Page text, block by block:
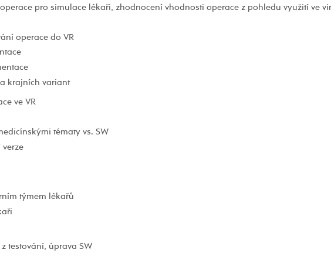
pro simulace lékaři, zhodnocení vhodnosti operace z pohledu využití ve
operace do VR
krajních variant
ve VR
tématy vs. SW
týmem lékařů
testování, úprava SW